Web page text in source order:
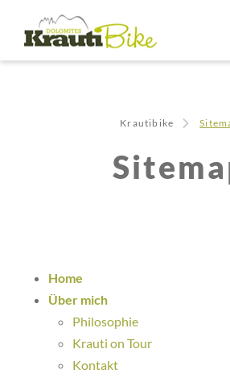
Krautibike
Home
Über mich
Philosophie
Krauti on Tour
Kontakt